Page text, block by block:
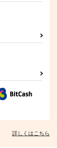
詳しくはこちら